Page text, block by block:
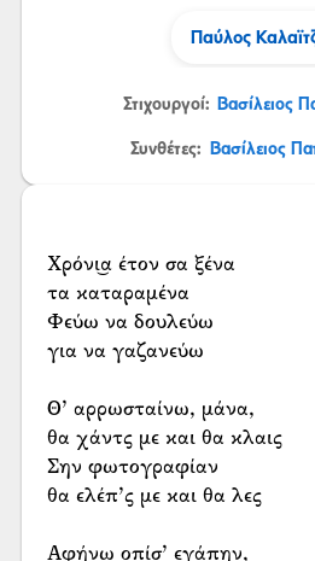
Παύλος
Στιχουργοί: Βασίλειος
Συνθέτες: Βασίλειος
Χρόνι͜α έτον σα ξένα
τα καταραμένα
Φεύω να δουλεύω
για να γαζανεύω
Θ’ αρρωσταίνω, μάνα,
θα χάντς με και θα κλαις
Σην φωτογραφίαν
θα ελέπ’ς με και θα λες
Αφήνω οπίσ’ εγάπην,